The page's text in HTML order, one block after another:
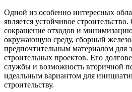
Одной из особенно интересных
является устойчивое
сокращение отходов и
окружающую среду, сборный
предпочтительным материалом для
строительных проектов. Его
службы и возможность вторичной
идеальным вариантом для
строительству.